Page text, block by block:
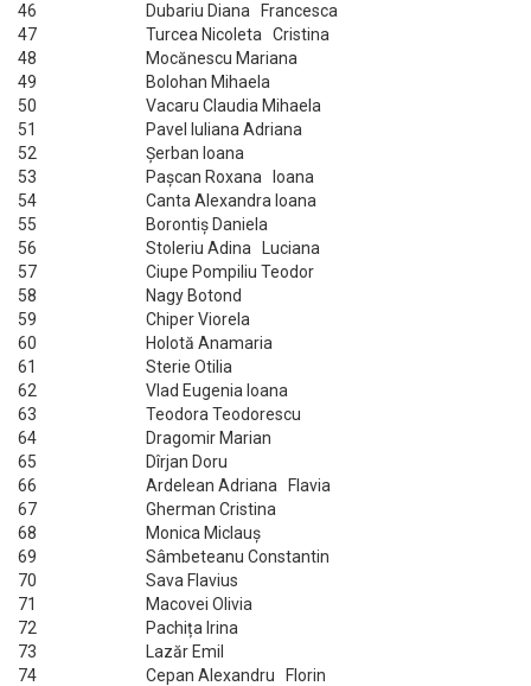
46
Dubariu Diana Francesca
47
Turcea Nicoleta Cristina
48
Mocănescu Mariana
49
Bolohan Mihaela
50
Vacaru Claudia Mihaela
51
Pavel Iuliana Adriana
52
Șerban Ioana
53
Pașcan Roxana Ioana
54
Canta Alexandra Ioana
55
Borontiș Daniela
56
Stoleriu Adina Luciana
57
Ciupe Pompiliu Teodor
58
Nagy Botond
59
Chiper Viorela
60
Holotă Anamaria
61
Sterie Otilia
62
Vlad Eugenia Ioana
63
Teodora Teodorescu
64
Dragomir Marian
65
Dîrjan Doru
66
Ardelean Adriana Flavia
67
Gherman Cristina
68
Monica Miclauș
69
Sâmbeteanu Constantin
70
Sava Flavius
71
Macovei Olivia
72
Pachița Irina
73
Lazăr Emil
74
Cepan Alexandru Florin